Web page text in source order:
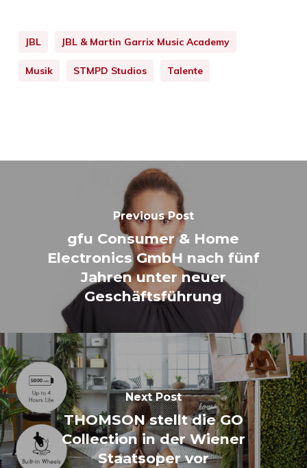
JBL JBL & Martin Garrix Music Academy
Musik STMPD Studios Talente
Previous Post
gfu Consumer & Home
Electronics GmbH nach fünf
Jahren unter neuer
Geschäftsführung
Next Post
THOMSON stellt die GO
Collection in der Wiener
Staatsoper vor